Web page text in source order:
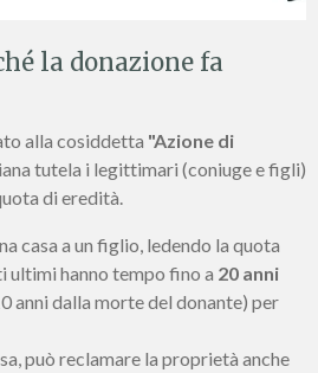
la donazione fa
alla cosiddetta "Azione di
tutela i legittimari (coniuge e figli)
di eredità.
casa a un figlio, ledendo la quota
ultimi hanno tempo fino a 20 anni
anni dalla morte del donante) per
può reclamare la proprietà anche